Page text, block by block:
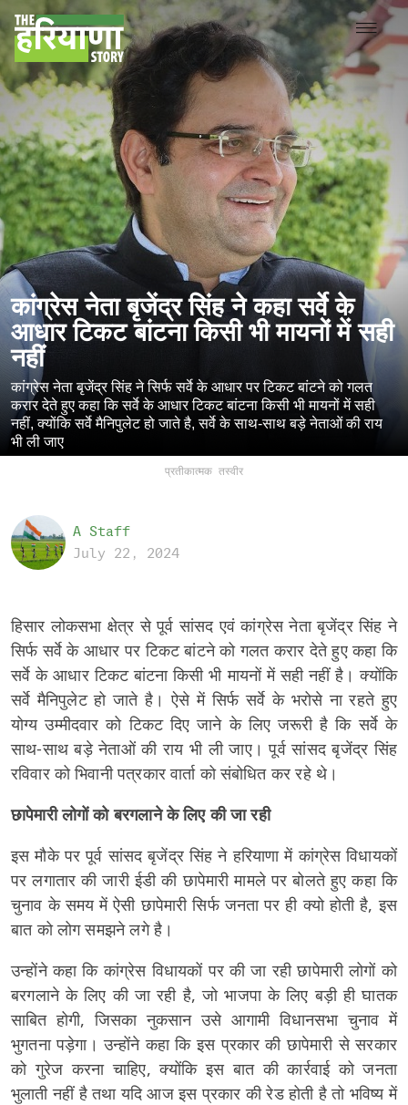
कांग्रेस नेता बृजेंद्र सिंह ने कहा सर्वे के
आधार टिकट बांटना किसी भी मायनों में सही
नहीं
कांग्रेस नेता बृजेंद्र सिंह ने सिर्फ सर्वे के आधार पर टिकट बांटने को गलत
करार देते हुए कहा कि सर्वे के आधार टिकट बांटना किसी भी मायनों में सही
नहीं, क्योंकि सर्वे मैनिपुलेट हो जाते है, सर्वे के साथ-साथ बड़े नेताओं की राय
भी ली जाए
प्रतीकात्मक तस्वीर
A Staff
July 22, 2024
हिसार लोकसभा क्षेत्र से पूर्व सांसद एवं कांग्रेस नेता बृजेंद्र सिंह ने
सिर्फ सर्वे के आधार पर टिकट बांटने को गलत करार देते हुए कहा कि
सर्वे के आधार टिकट बांटना किसी भी मायनों में सही नहीं है। क्योंकि
सर्वे मैनिपुलेट हो जाते है। ऐसे में सिर्फ सर्वे के भरोसे ना रहते हुए
योग्य उम्मीदवार को टिकट दिए जाने के लिए जरूरी है कि सर्वे के
साथ-साथ बड़े नेताओं की राय भी ली जाए। पूर्व सांसद बृजेंद्र सिंह
रविवार को भिवानी पत्रकार वार्ता को संबोधित कर रहे थे।
छापेमारी लोगों को बरगलाने के लिए की जा रही
इस मौके पर पूर्व सांसद बृजेंद्र सिंह ने हरियाणा में कांग्रेस विधायकों
पर लगातार की जारी ईडी की छापेमारी मामले पर बोलते हुए कहा कि
चुनाव के समय में ऐसी छापेमारी सिर्फ जनता पर ही क्यो होती है, इस
बात को लोग समझने लगे है।
उन्होंने कहा कि कांग्रेस विधायकों पर की जा रही छापेमारी लोगों को
बरगलाने के लिए की जा रही है, जो भाजपा के लिए बड़ी ही घातक
साबित होगी, जिसका नुकसान उसे आगामी विधानसभा चुनाव में
भुगतना पड़ेगा। उन्होंने कहा कि इस प्रकार की छापेमारी से सरकार
को गुरेज करना चाहिए, क्योंकि इस बात की कार्रवाई को जनता
भुलाती नहीं है तथा यदि आज इस प्रकार की रेड होती है तो भविष्य में